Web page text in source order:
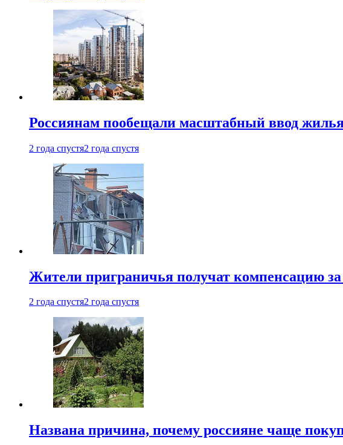
Россиянам пообещали масштабный ввод жилья
2 года спустя2 года спустя
Жители приграничья получат компенсацию
2 года спустя2 года спустя
Названа причина, почему россияне чаще